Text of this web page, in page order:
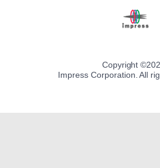
Copyright ©
Impress Corporation. All